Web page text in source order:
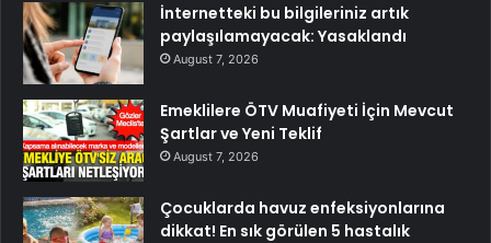
İnternetteki bu bilgileriniz artık
paylaşılamayacak: Yasaklandı
August 7, 2026
Emeklilere ÖTV Muafiyeti İçin Mevcut
Şartlar ve Yeni Teklif
August 7, 2026
Çocuklarda havuz enfeksiyonlarına
dikkat! En sık görülen 5 hastalık